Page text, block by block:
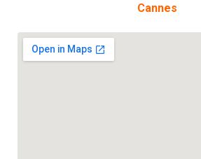
Cannes